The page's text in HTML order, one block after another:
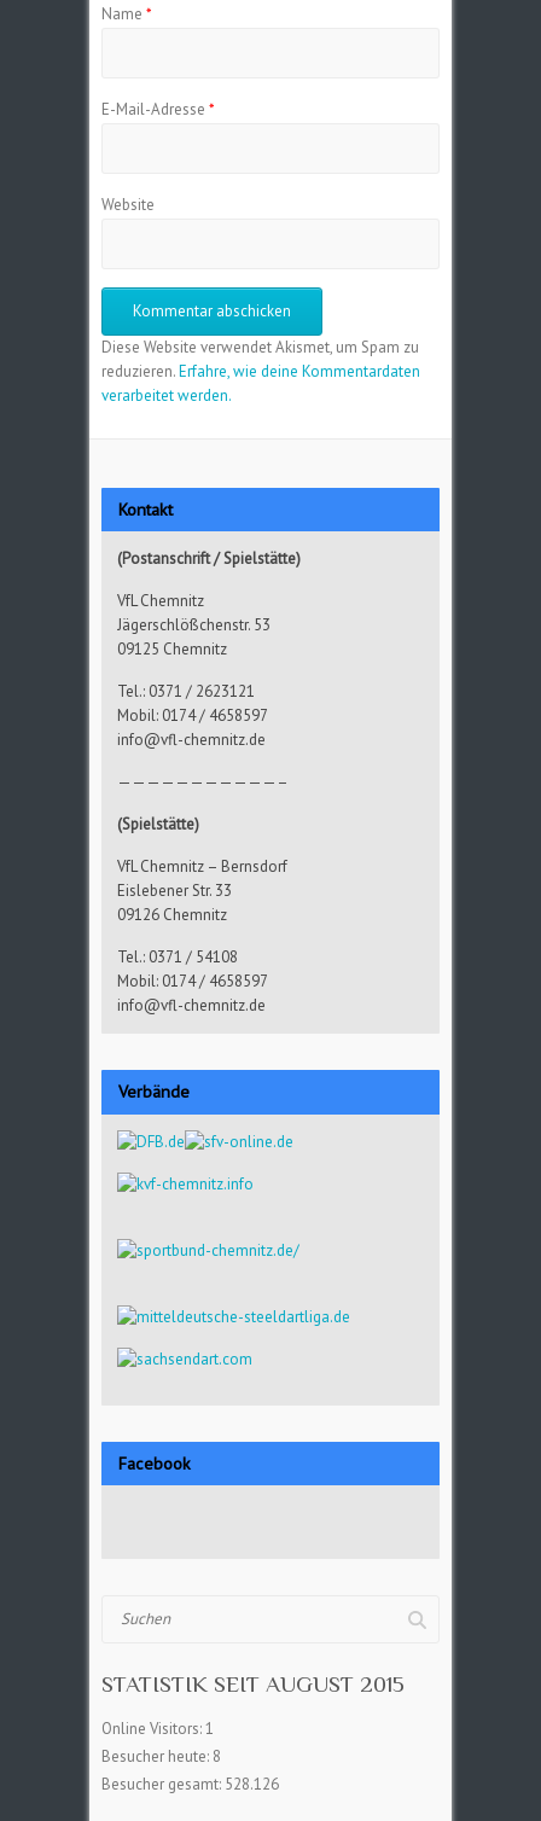
Name *
E-Mail-Adresse *
Website
Diese Website verwendet Akismet, um Spam zu
reduzieren.Erfahre, wie deine Kommentardaten
verarbeitet werden.
Kontakt
(Postanschrift / Spielstätte)
VfL Chemnitz
Jägerschlößchenstr. 53
09125 Chemnitz
Tel.: 0371 / 2623121
Mobil: 0174 / 4658597
info@vfl-chemnitz.de
———————————–
(Spielstätte)
VfL Chemnitz – Bernsdorf
Eislebener Str. 33
09126 Chemnitz
Tel.: 0371 / 54108
Mobil: 0174 / 4658597
info@vfl-chemnitz.de
Verbände
Facebook
STATISTIK SEIT AUGUST 2015
Online Visitors:1
Besucher heute: 8
Besucher gesamt: 528.126